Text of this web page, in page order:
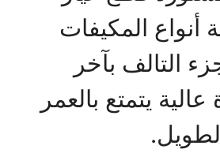
أنواع المكيفات
التالف بآخر
يتمتع بالعمر